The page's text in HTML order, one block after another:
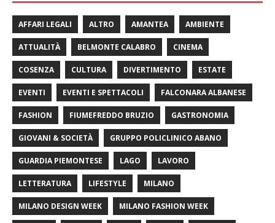
AFFARI LEGALI ALTRO AMANTEA AMBIENTE
ATTUALITÀ BELMONTE CALABRO CINEMA
COSENZA CULTURA DIVERTIMENTO ESTATE
EVENTI EVENTI E SPETTACOLI FALCONARA ALBANESE
FASHION FIUMEFREDDO BRUZIO GASTRONOMIA
GIOVANI & SOCIETÀ GRUPPO POLICLINICO ABANO
GUARDIA PIEMONTESE LAGO LAVORO
LETTERATURA LIFESTYLE MILANO
MILANO DESIGN WEEK MILANO FASHION WEEK